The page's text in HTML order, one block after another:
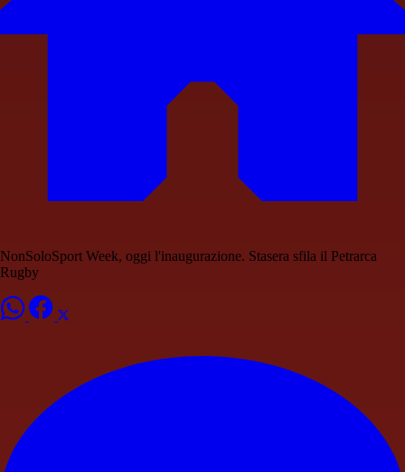
NonSoloSport Week, oggi l'inaugurazione. Stasera sfila il Petrarca
Rugby